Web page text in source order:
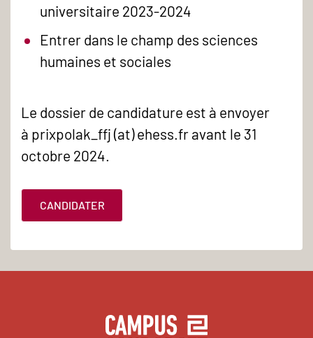
universitaire 2023-2024
Entrer dans le champ des sciences
humaines et sociales
Le dossier de candidature est à envoyer
à prixpolak_ffj (at) ehess.fr avant le 31
octobre 2024.
CANDIDATER